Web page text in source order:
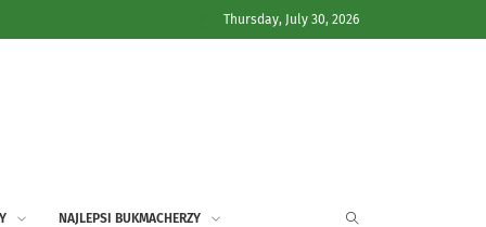
Thursday, July 30, 2026
NAJLEPSI BUKMACHERZY